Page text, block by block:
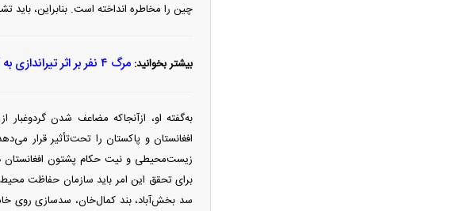
چین را مخاطره انداخته است. بنابراین، باید
بیشتر بخوانید: مرگ ۴ نفر بر اثر تیراندازی به آمبولانس در سیستان و بلوچستان
به‌گفته او، ازآنجاکه مضاعف شدن
افغانستان و پاکستان را تحت‌تأثیر قرار
زیست‌محیطی و نیت حکام پشتون افغانستان
برای تحقق این امر باید سازمان حفاظت
سد بخش‌آباد، بند کمال‌خان، سدسازی روی